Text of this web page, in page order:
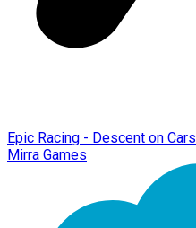
Epic Racing - Descent on Cars
Mirra Games